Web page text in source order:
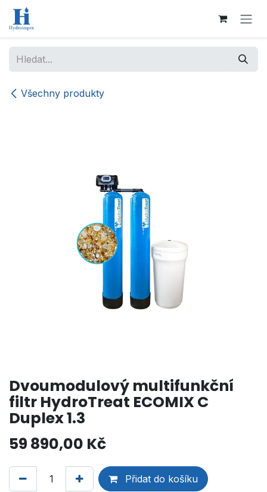
Přejít na obsah
Všechny produkty
Dvoumodulový multifunkční
filtr HydroTreat ECOMIX C
Duplex 1.3
59 890,00 Kč
Přidat do košíku